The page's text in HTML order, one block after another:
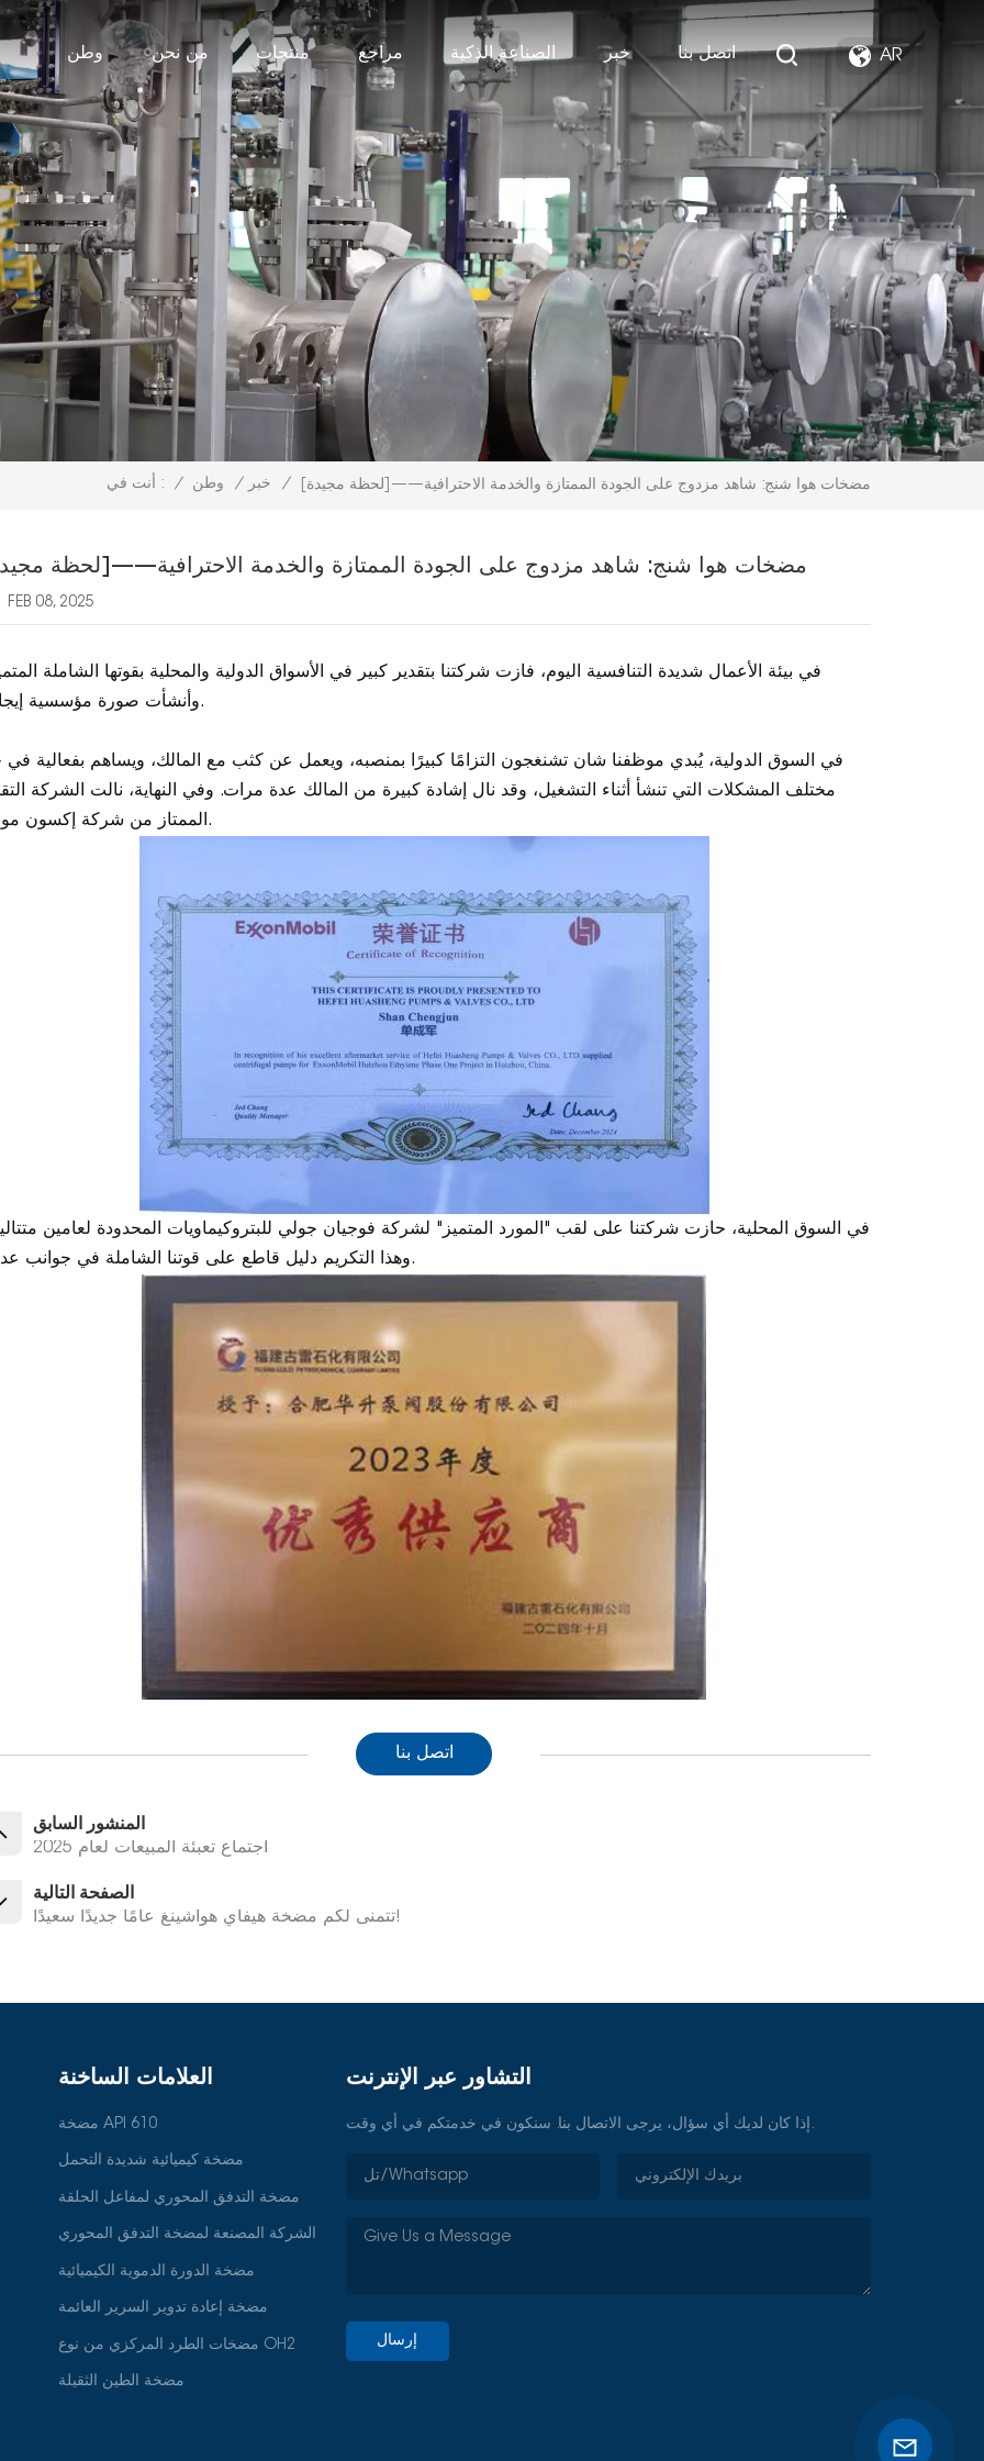
وطن من نحن منتجات مراجع الصناعة الذكية خبر اتصل بنا AR
أنت في : / وطن / خبر / [لحظة مجيدة]——مضخات هوا شنج: شاهد مزدوج على الجودة الممتازة والخدمة الاحترافية
[لحظة مجيدة]——مضخات هوا شنج: شاهد مزدوج على الجودة الممتازة والخدمة الاحترافية
FEB 08, 2025
في بيئة الأعمال شديدة التنافسية اليوم، فازت شركتنا بتقدير كبير في الأسواق الدولية والمحلية بقوتها الشاملة
وأنشأت صورة مؤسسية إيجابية.
في السوق الدولية، يُبدي موظفنا شان تشنغجون التزامًا كبيرًا بمنصبه، ويعمل عن كثب مع المالك، ويساهم بفعالية
مختلف المشكلات التي تنشأ أثناء التشغيل، وقد نال إشادة كبيرة من المالك عدة مرات. وفي النهاية، نالت الشركة
الممتاز من شركة إكسون موبيل.
في السوق المحلية، حازت شركتنا على لقب "المورد المتميز" لشركة فوجيان جولي للبتروكيماويات المحدودة لعامين
وهذا التكريم دليل قاطع على قوتنا الشاملة في جوانب عديدة.
اتصل بنا
المنشور السابق
اجتماع تعبئة المبيعات لعام 2025
الصفحة التالية
تتمنى لكم مضخة هيفاي هواشينغ عامًا جديدًا سعيدًا!
العلامات الساخنة
مضخة API 610
مضخة كيميائية شديدة التحمل
مضخة التدفق المحوري لمفاعل الحلقة
الشركة المصنعة لمضخة التدفق المحوري
مضخة الدورة الدموية الكيميائية
مضخة إعادة تدوير السرير العائمة
مضخات الطرد المركزي من نوع OH2
مضخة الطين الثقيلة
التشاور عبر الإنترنت
إذا كان لديك أي سؤال، يرجى الاتصال بنا. سنكون في خدمتكم في أي وقت.
إرسال